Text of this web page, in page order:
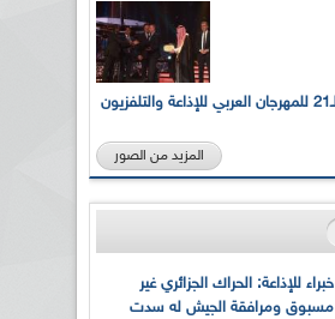
بالصور... الدورة الـ21 للمهرجان العربي للإذاعة والتلفزيون
المزيد من الصور
خبراء للإذاعة: الحراك الجزائري غير
مسبوق ومرافقة الجيش له سدت